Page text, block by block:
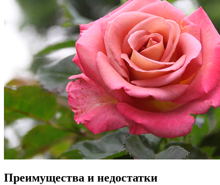
Преимущества и недостатки